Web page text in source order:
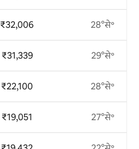
₹32,006
₹31,339
₹22,100
₹19,051
28°से॰
29°से॰
28°से॰
27°से॰